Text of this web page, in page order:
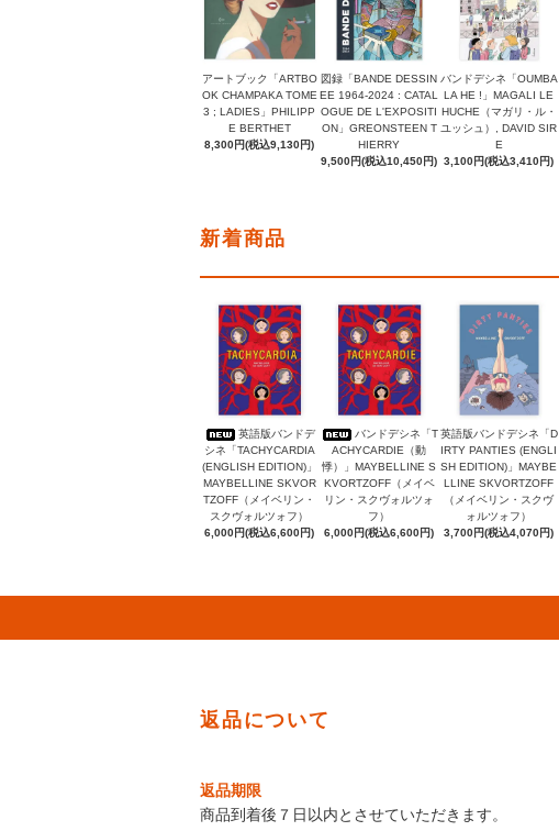
アートブック「ARTBO
OK CHAMPAKA TOME
3 ; LADIES」PHILIPP
E BERTHET
8,300円(税込9,130円)
図録「BANDE DESSIN
EE 1964-2024 : CATAL
OGUE DE L'EXPOSITI
ON」GREONSTEEN T
HIERRY
9,500円(税込10,450円)
バンドデシネ「OUMBA
LA HE !」MAGALI LE
HUCHE（マガリ・ル・
ユッシュ）, DAVID SIR
E
3,100円(税込3,410円)
新着商品
英語版バンドデ
シネ「TACHYCARDIA
(ENGLISH EDITION)」
MAYBELLINE SKVOR
TZOFF（メイベリン・
スクヴォルツォフ）
6,000円(税込6,600円)
バンドデシネ「T
ACHYCARDIE（動
悸）」MAYBELLINE S
KVORTZOFF（メイベ
リン・スクヴォルツォ
フ）
6,000円(税込6,600円)
英語版バンドデシネ「D
IRTY PANTIES (ENGLI
SH EDITION)」MAYBE
LLINE SKVORTZOFF
（メイベリン・スクヴ
ォルツォフ）
3,700円(税込4,070円)
返品について
返品期限
商品到着後７日以内とさせていただきます。